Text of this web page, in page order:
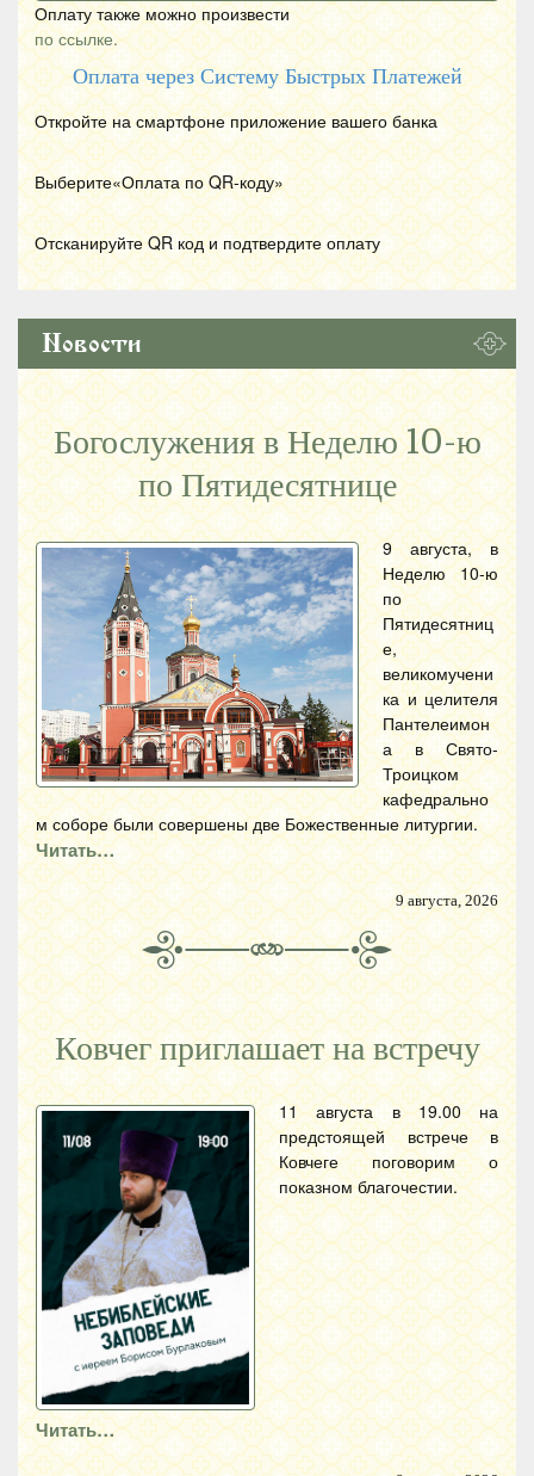
Оплату также можно произвести
по ссылке.
Оплата через Систему Быстрых Платежей
Откройте на смартфоне приложение вашего банка
Выберите«Оплата по QR-коду»
Отсканируйте QR код и подтвердите оплату
Новости
Богослужения в Неделю 10-ю
по Пятидесятнице
9 августа, в
Неделю 10-ю
по
Пятидесятниц
е,
великомучени
ка и целителя
Пантелеимон
а в Свято-
Троицком
кафедрально
м соборе были совершены две Божественные литургии.
Читать…
9 августа, 2026
Ковчег приглашает на встречу
11 августа в 19.00 на
предстоящей встрече в
Ковчеге поговорим о
показном благочестии.
Читать…